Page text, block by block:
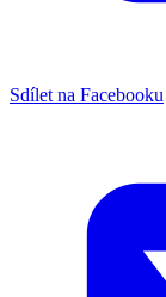
Sdílet na Facebooku